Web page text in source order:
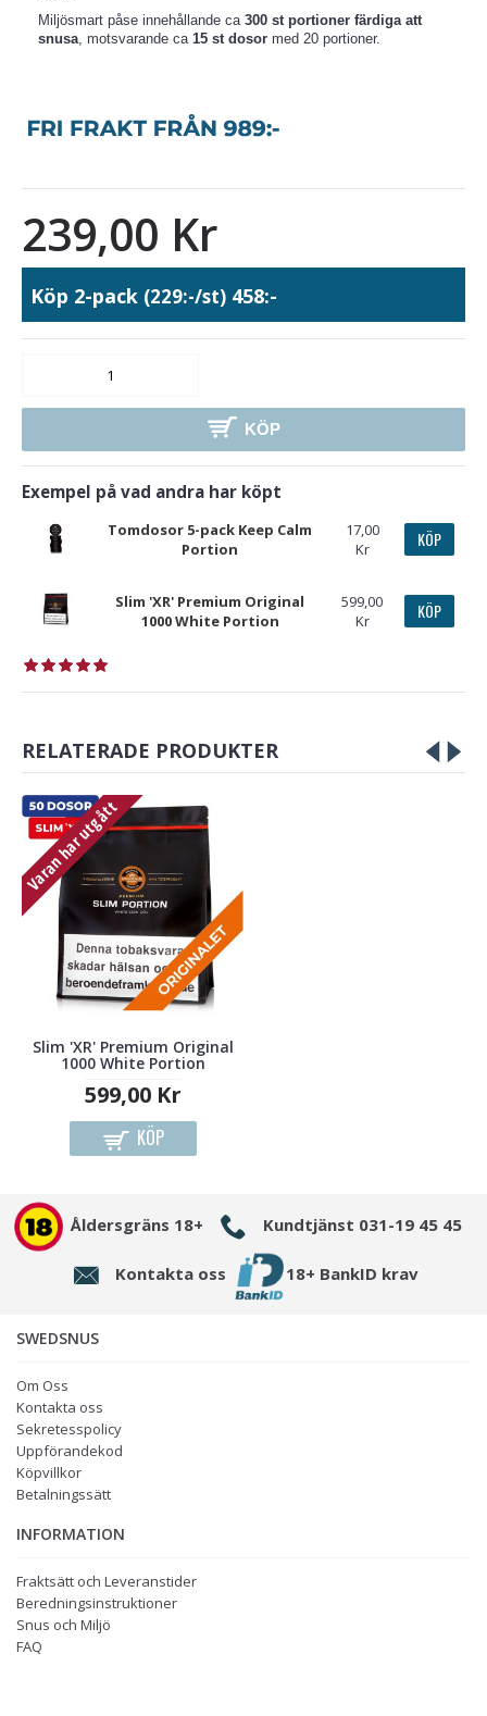
Miljösmart påse innehållande ca 300 st portioner färdiga att
snusa , motsvarande ca 15 st dosor med 20 portioner.
239,00 Kr
Köp 2-pack (229:-/st) 458:-
KÖP
Exempel på vad andra har köpt
Tomdosor 5-pack Keep Calm
Portion
17,00
Kr
KÖP
Slim 'XR' Premium Original
1000 White Portion
599,00
Kr
KÖP
RELATERADE PRODUKTER
Varan har utgått
Slim 'XR' Premium Original
1000 White Portion
599,00 Kr
KÖP
Åldersgräns 18+ Kundtjänst 031-19 45 45
Kontakta oss 18+ BankID krav
SWEDSNUS
Om Oss
Kontakta oss
Sekretesspolicy
Uppförandekod
Köpvillkor
Betalningssätt
INFORMATION
Fraktsätt och Leveranstider
Beredningsinstruktioner
Snus och Miljö
FAQ